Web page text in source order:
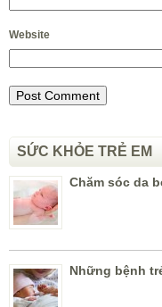
Website
SỨC KHỎE TRẺ EM
Chăm sóc da
Những bệnh